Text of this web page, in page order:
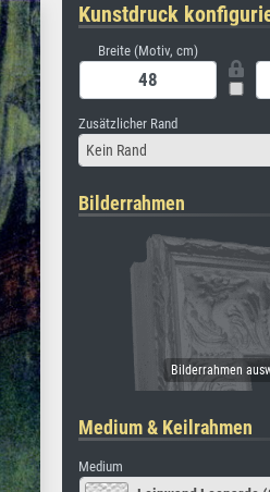
Kunstdruck
Breite (Motiv, cm)
Zusätzlicher Rand
Kein Rand
Bilderrahmen
Medium & Keilrahmen
Medium